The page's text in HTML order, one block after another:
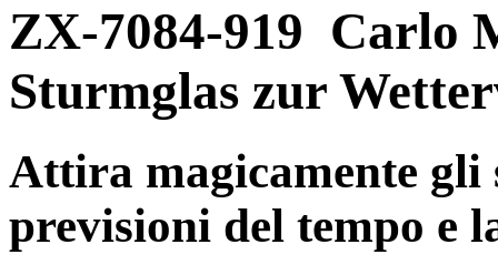
ZX-7084-919 Carlo
Sturmglas zur
Attira magicamente gli
previsioni del tempo e